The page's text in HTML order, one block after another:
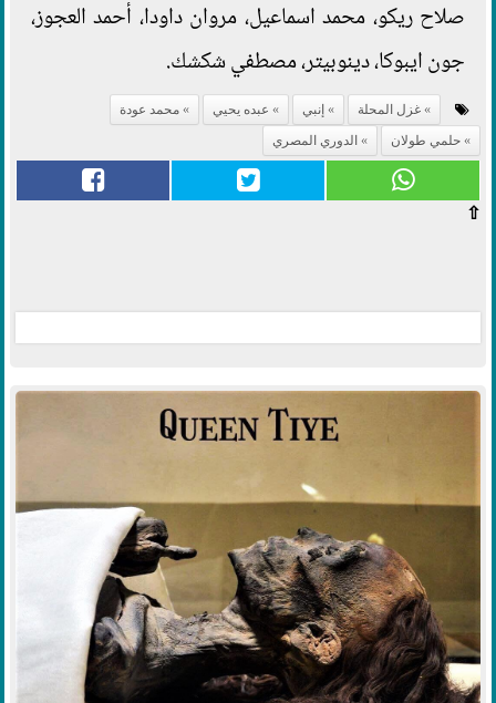
صلاح ريكو، محمد اسماعيل، مروان داودا، أحمد العجوز،
جون ايبوكا، دينوبيتر، مصطفي شكشك.
غزل المحلة إنبي عبده يحيي
محمد عودة
حلمي طولان
الدوري المصري
⇧